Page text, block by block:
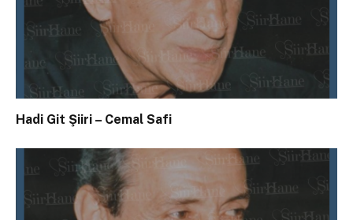
Hadi Git Şiiri – Cemal Safi